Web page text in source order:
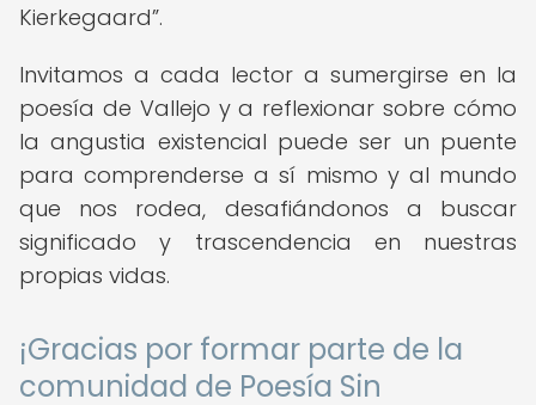
Kierkegaard .
Invitamos a cada lector a sumergirse en la
poesía de Vallejo y a reflexionar sobre cómo
la angustia existencial puede ser un puente
para comprenderse a sí mismo y al mundo
que nos rodea, desafiándonos a buscar
significado y trascendencia en nuestras
propias vidas.
¡Gracias por formar parte de la
comunidad de Poesía Sin